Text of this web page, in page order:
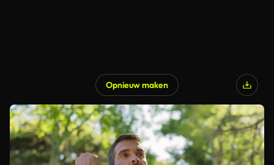
Opnieuw maken